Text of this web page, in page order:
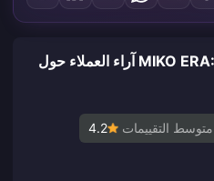
MIKO ERA: TWELVE MYTHS JADE آراء العملاء حول
متوسط التقييمات 4.2